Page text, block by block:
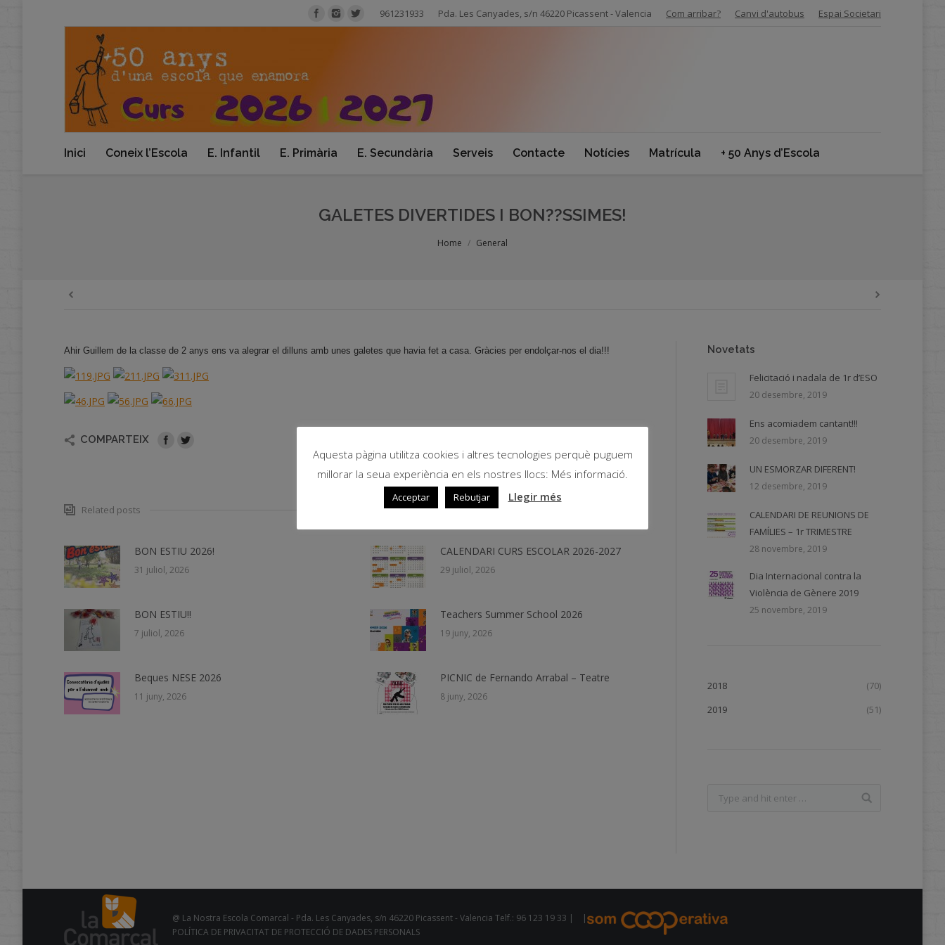
961231933 Pda. Les Canyades, s/n 46220 Picassent - Valencia Com arribar? Canvi d'autobus Espai Societari
Inici Coneix l’Escola E. Infantil E. Primària E. Secundària Serveis Contacte Notícies Matrícula + 50 Anys d’Escola
GALETES DIVERTIDES I BON??SSIMES!
Home General
Ahir Guillem de la classe de 2 anys ens va alegrar el dilluns amb unes galetes que havia fet a casa. Gràcies per endolçar-nos el dia!!!
COMPARTEIX
Related posts
BON ESTIU 2026!
31 juliol, 2026
CALENDARI CURS ESCOLAR 2026-2027
29 juliol, 2026
BON ESTIU!!
7 juliol, 2026
Teachers Summer School 2026
19 juny, 2026
Beques NESE 2026
11 juny, 2026
PICNIC de Fernando Arrabal – Teatre
8 juny, 2026
Novetats
Felicitació i nadala de 1r d’ESO
20 desembre, 2019
Ens acomiadem cantant!!!
20 desembre, 2019
UN ESMORZAR DIFERENT!
12 desembre, 2019
CALENDARI DE REUNIONS DE
FAMÍLIES – 1r TRIMESTRE
28 novembre, 2019
Dia Internacional contra la
Violència de Gènere 2019
25 novembre, 2019
2018
(70)
2019
(51)
@ La Nostra Escola Comarcal - Pda. Les Canyades, s/n 46220 Picassent - Valencia Telf.: 96 123 19 33 |
|
POLÍTICA DE PRIVACITAT DE PROTECCIÓ DE DADES PERSONALS
Aquesta pàgina utilitza cookies i altres tecnologies perquè puguem
millorar la seua experiència en els nostres llocs: Més informació.
Acceptar Rebutjar Llegir més